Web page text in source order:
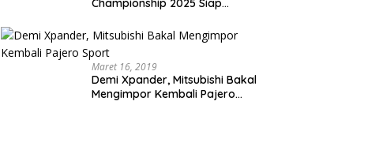
Championship 2025 Siap
Maret 16, 2019
Demi Xpander, Mitsubishi Bakal
Mengimpor Kembali Pajero